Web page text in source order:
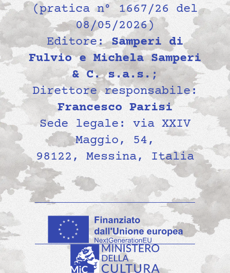
(pratica n° 1667/26 del
08/05/2026)
Editore:Samperi di
Fulvio e Michela Samperi
& C. s.a.s. ;
Direttore responsabile:
Francesco Parisi
Sede legale: via XXIV
Maggio, 54,
98122, Messina, Italia